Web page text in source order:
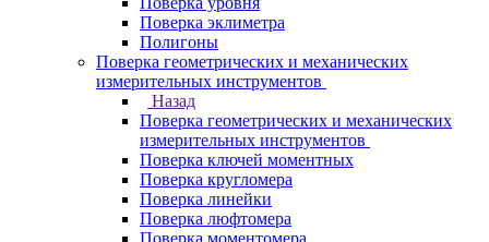
Поверка эклиметра
Полигоны
Поверка геометрических и механических
измерительных инструментов
Назад
Поверка геометрических и механических
измерительных инструментов
Поверка ключей моментных
Поверка кругломера
Поверка линейки
Поверка люфтомера
Поверка моментомера